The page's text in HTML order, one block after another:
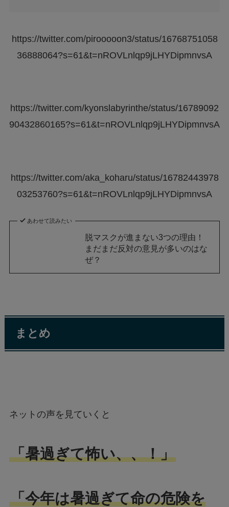
https://twitter.com/pirooooon3/status/16768751058
36888064?s=61&t=nROVLnlqp9jLHYDipmnvsA
https://twitter.com/kyonslabyrinthe/status/16789092
90432860165?s=61&t=nROVLnlqp9jLHYDipmnvsA
https://twitter.com/aka_koharu/status/16782443978
03253760?s=61&t=nROVLnlqp9jLHYDipmnvsA
あわせて読みたい
脱マスクが進まない3つの理由！
まだまだ反対の意見が多いのはな
ぜ？
まとめ
ネットの声を見ていくと
「暑過ぎて怖い、、！」
「今年は暑過ぎて命の危険を